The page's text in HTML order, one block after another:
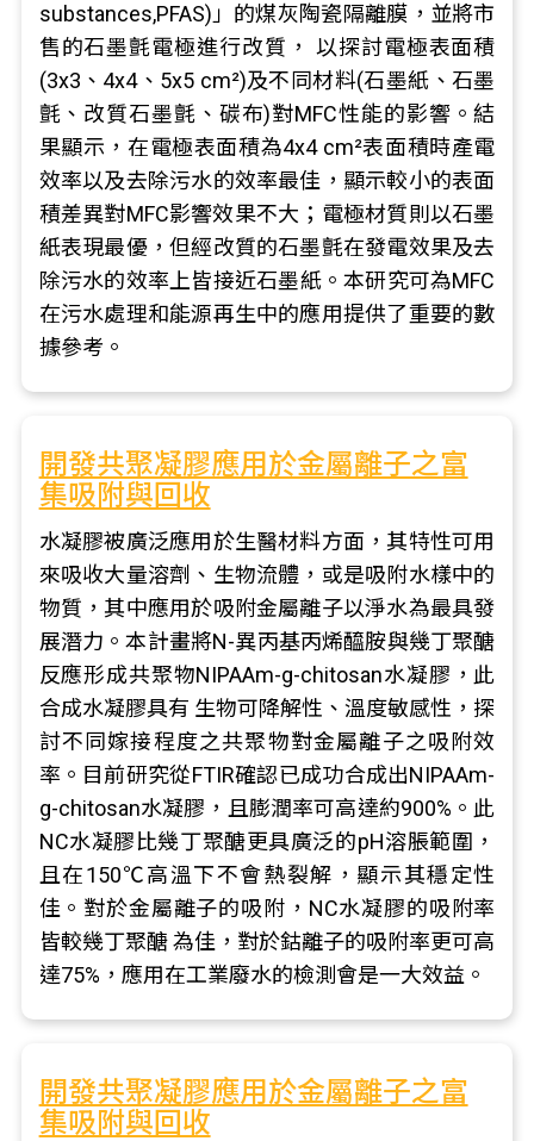
substances,PFAS)」的煤灰陶瓷隔離膜，並將市
售的石墨氈電極進行改質， 以探討電極表面積
(3x3、4x4、5x5 cm²)及不同材料(石墨紙、石墨
氈、改質石墨氈、碳布)對MFC性能的影響。結
果顯示，在電極表面積為4x4 cm²表面積時產電
效率以及去除污水的效率最佳，顯示較小的表面
積差異對MFC影響效果不大；電極材質則以石墨
紙表現最優，但經改質的石墨氈在發電效果及去
除污水的效率上皆接近石墨紙。本研究可為MFC
在污水處理和能源再生中的應用提供了重要的數
據參考。
開發共聚凝膠應用於金屬離子之富
集吸附與回收
水凝膠被廣泛應用於生醫材料方面，其特性可用
來吸收大量溶劑、生物流體，或是吸附水樣中的
物質，其中應用於吸附金屬離子以淨水為最具發
展潛力。本計畫將N-異丙基丙烯醯胺與幾丁聚醣
反應形成共聚物NIPAAm-g-chitosan水凝膠，此
合成水凝膠具有 生物可降解性、溫度敏感性，探
討不同嫁接程度之共聚物對金屬離子之吸附效
率。目前研究從FTIR確認已成功合成出NIPAAm-
g-chitosan水凝膠，且膨潤率可高達約900%。此
NC水凝膠比幾丁聚醣更具廣泛的pH溶脹範圍，
且在150℃高溫下不會熱裂解，顯示其穩定性
佳。對於金屬離子的吸附，NC水凝膠的吸附率
皆較幾丁聚醣 為佳，對於鈷離子的吸附率更可高
達75%，應用在工業廢水的檢測會是一大效益。
開發共聚凝膠應用於金屬離子之富
集吸附與回收